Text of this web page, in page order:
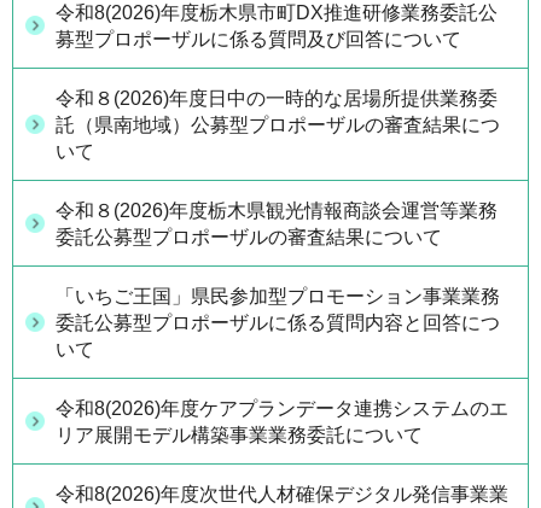
令和8(2026)年度栃木県市町DX推進研修業務委託公
募型プロポーザルに係る質問及び回答について
令和８(2026)年度日中の一時的な居場所提供業務委
託（県南地域）公募型プロポーザルの審査結果につ
いて
令和８(2026)年度栃木県観光情報商談会運営等業務
委託公募型プロポーザルの審査結果について
「いちご王国」県民参加型プロモーション事業業務
委託公募型プロポーザルに係る質問内容と回答につ
いて
令和8(2026)年度ケアプランデータ連携システムのエ
リア展開モデル構築事業業務委託について
令和8(2026)年度次世代人材確保デジタル発信事業業